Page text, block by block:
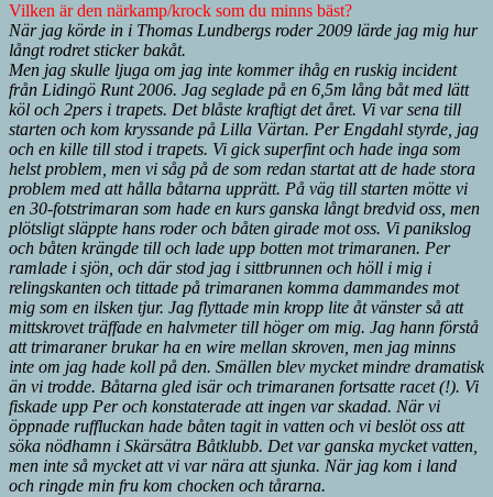
Vilken är den närkamp/krock som du minns bäst?
När jag körde in i Thomas Lundbergs roder 2009 lärde jag mig hur
långt rodret sticker bakåt.
Men jag skulle ljuga om jag inte kommer ihåg en ruskig incident
från Lidingö Runt 2006. Jag seglade på en 6,5m lång båt med lätt
köl och 2pers i trapets. Det blåste kraftigt det året. Vi var sena till
starten och kom kryssande på Lilla Värtan. Per Engdahl styrde, jag
och en kille till stod i trapets. Vi gick superfint och hade inga som
helst problem, men vi såg på de som redan startat att de hade stora
problem med att hålla båtarna upprätt. På väg till starten mötte vi
en 30-fotstrimaran som hade en kurs ganska långt bredvid oss, men
plötsligt släppte hans roder och båten girade mot oss. Vi panikslog
och båten krängde till och lade upp botten mot trimaranen. Per
ramlade i sjön, och där stod jag i sittbrunnen och höll i mig i
relingskanten och tittade på trimaranen komma dammandes mot
mig som en ilsken tjur. Jag flyttade min kropp lite åt vänster så att
mittskrovet träffade en halvmeter till höger om mig. Jag hann förstå
att trimaraner brukar ha en wire mellan skroven, men jag minns
inte om jag hade koll på den. Smällen blev mycket mindre dramatisk
än vi trodde. Båtarna gled isär och trimaranen fortsatte racet (!). Vi
fiskade upp Per och konstaterade att ingen var skadad. När vi
öppnade ruffluckan hade båten tagit in vatten och vi beslöt oss att
söka nödhamn i Skärsätra Båtklubb. Det var ganska mycket vatten,
men inte så mycket att vi var nära att sjunka. När jag kom i land
och ringde min fru kom chocken och tårarna.